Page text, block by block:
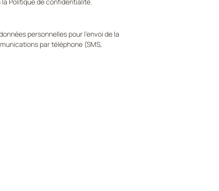
personnelles pour l'envoi de la
par téléphone (SMS,